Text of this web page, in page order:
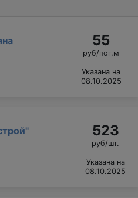
55
руб/пог.м
Указана на
08.10.2025
523
руб/шт.
Указана на
08.10.2025